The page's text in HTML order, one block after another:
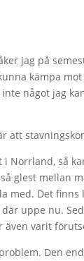
jag på
kämpa
något jag
att
i Norrland, så
glest mellan
med. Det
uppe nu.
även varit
Den